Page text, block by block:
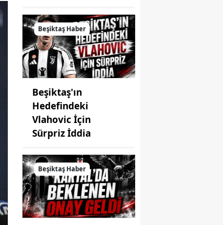
Beşiktaş Haber
Beşiktaş'ın
Hedefindeki
Vlahovic İçin
Sürpriz İddia
Beşiktaş Haber